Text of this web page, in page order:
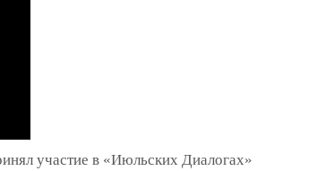
участие в «Июльских Диалогах»